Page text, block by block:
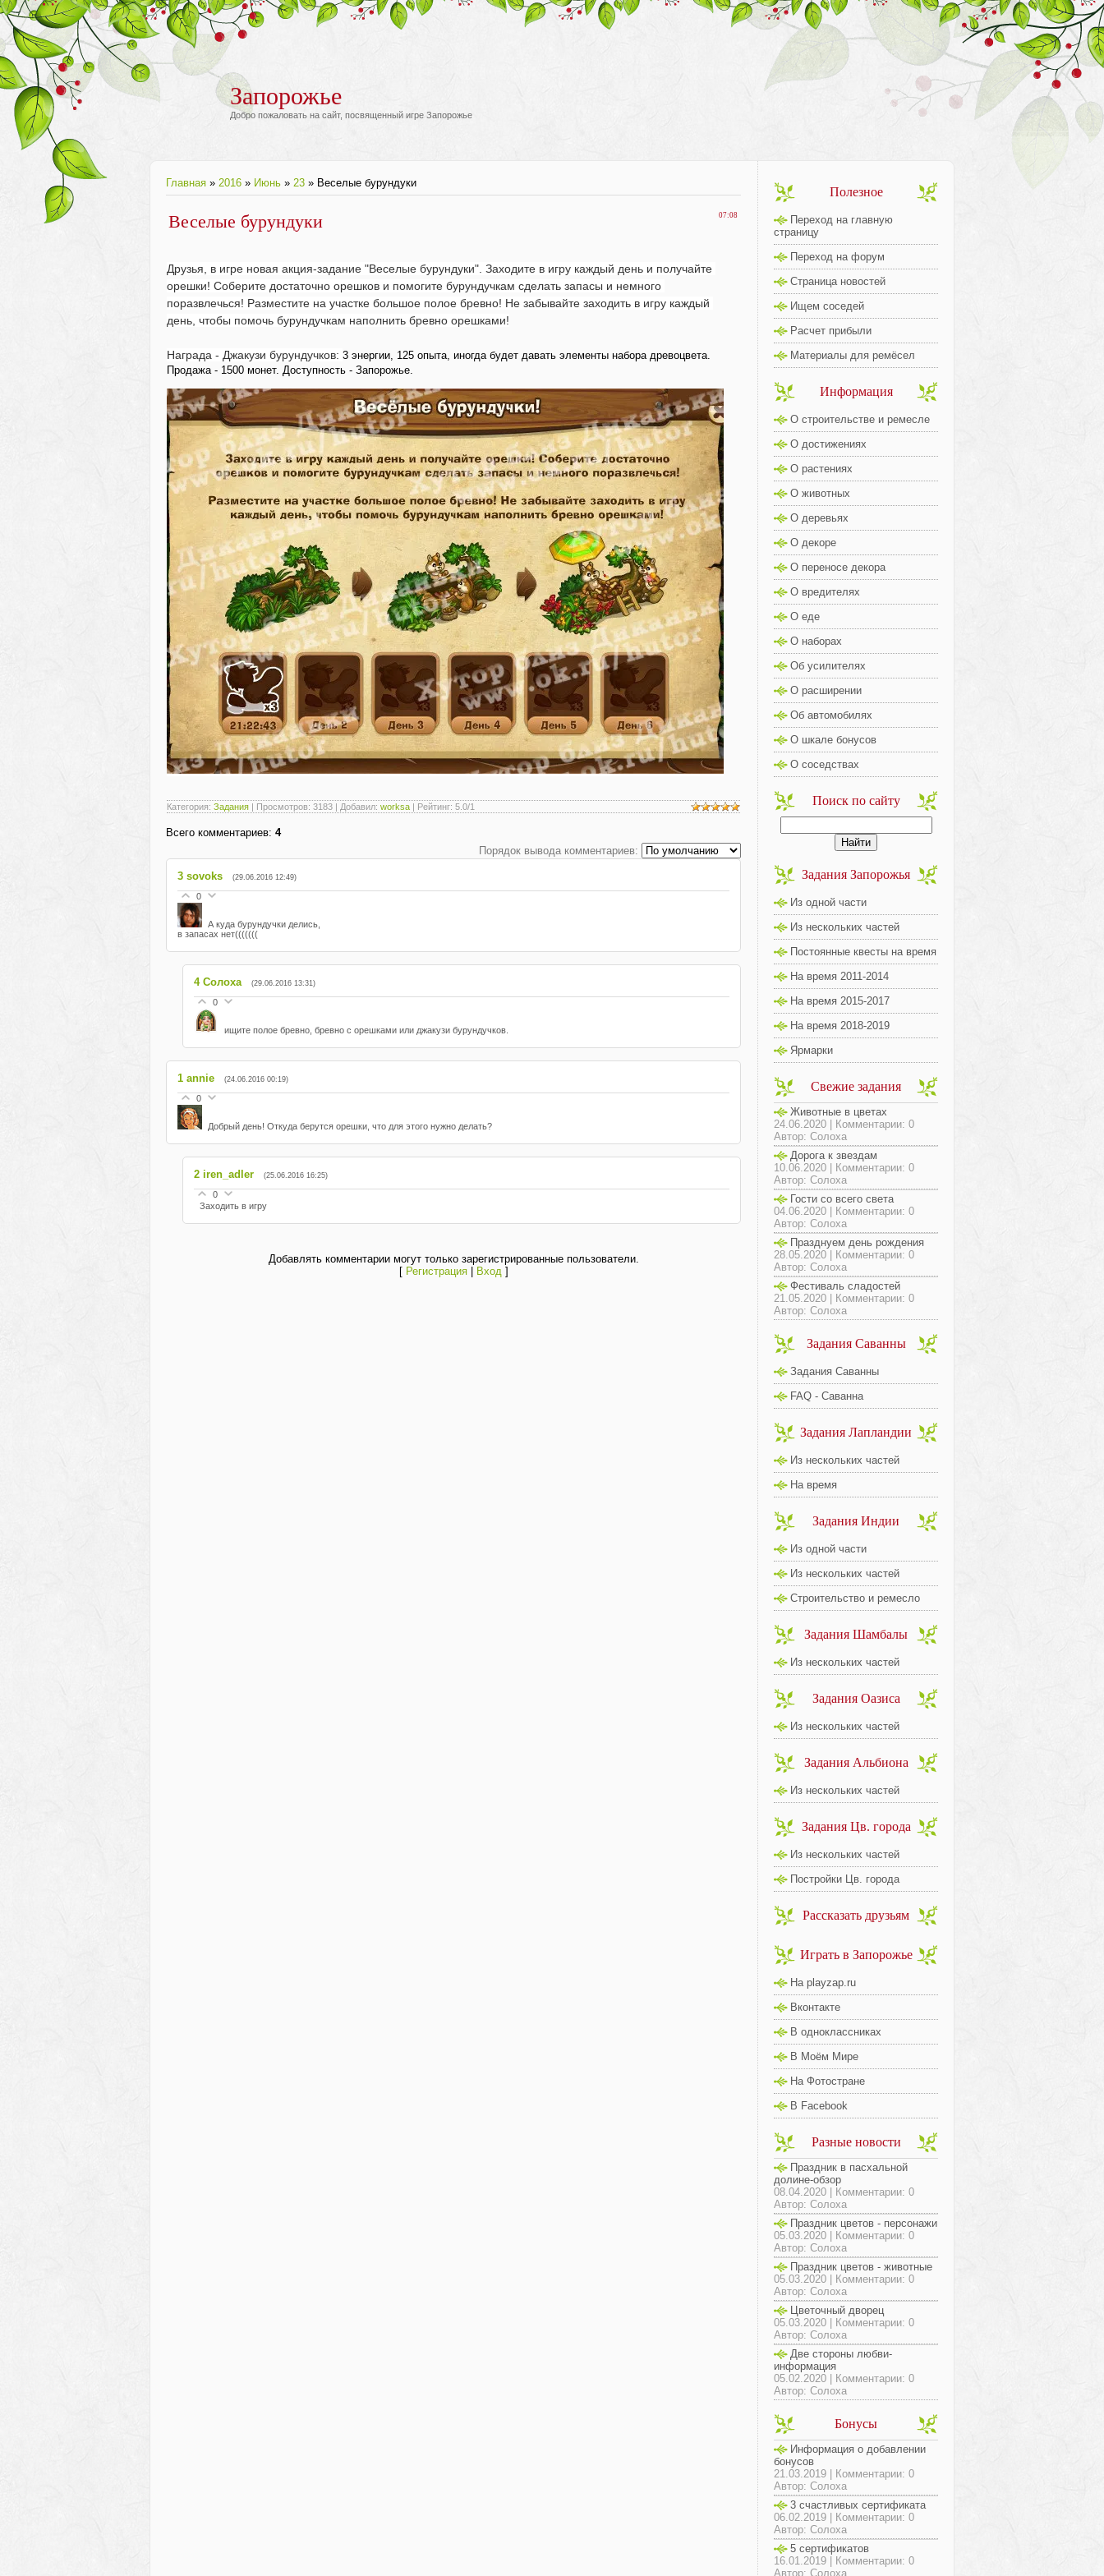
Запорожье
Добро пожаловать на сайт, посвященный игре Запорожье
Главная » 2016 » Июнь » 23 » Веселые бурундуки
07:08
Веселые бурундуки
Друзья, в игре новая акция-задание "Веселые бурундуки". Заходите в игру каждый день и получайте
орешки! Соберите достаточно орешков и помогите бурундучкам сделать запасы и немного
поразвлечься! Разместите на участке большое полое бревно! Не забывайте заходить в игру каждый
день, чтобы помочь бурундучкам наполнить бревно орешками!
Награда - Джакузи бурундучков: 3 энергии, 125 опыта, иногда будет давать элементы набора древоцвета.
Продажа - 1500 монет. Доступность - Запорожье.
Категория: Задания | Просмотров: 3183 | Добавил: worksa | Рейтинг: 5.0/1
Всего комментариев: 4
Порядок вывода комментариев:
3 sovoks (29.06.2016 12:49)
0
А куда бурундучки делись,
в запасах нет(((((((
4 Солоха (29.06.2016 13:31)
0
ищите полое бревно, бревно с орешками или джакузи бурундучков.
1 annie (24.06.2016 00:19)
0
Добрый день! Откуда берутся орешки, что для этого нужно делать?
2 iren_adler (25.06.2016 16:25)
0
Заходить в игру
Добавлять комментарии могут только зарегистрированные пользователи.
[ Регистрация| Вход]
Полезное
Переход на главную
страницу
Переход на форум
Страница новостей
Ищем соседей
Расчет прибыли
Материалы для ремёсел
Информация
О строительстве и ремесле
О достижениях
О растениях
О животных
О деревьях
О декоре
О переносе декора
О вредителях
О еде
О наборах
Об усилителях
О расширении
Об автомобилях
О шкале бонусов
О соседствах
Поиск по сайту
Задания Запорожья
Из одной части
Из нескольких частей
Постоянные квесты на время
На время 2011-2014
На время 2015-2017
На время 2018-2019
Ярмарки
Свежие задания
Животные в цветах
24.06.2020 | Комментарии: 0
Автор: Солоха
Дорога к звездам
10.06.2020 | Комментарии: 0
Автор: Солоха
Гости со всего света
04.06.2020 | Комментарии: 0
Автор: Солоха
Празднуем день рождения
28.05.2020 | Комментарии: 0
Автор: Солоха
Фестиваль сладостей
21.05.2020 | Комментарии: 0
Автор: Солоха
Задания Саванны
Задания Саванны
FAQ - Саванна
Задания Лапландии
Из нескольких частей
На время
Задания Индии
Из одной части
Из нескольких частей
Строительство и ремесло
Задания Шамбалы
Из нескольких частей
Задания Оазиса
Из нескольких частей
Задания Альбиона
Из нескольких частей
Задания Цв. города
Из нескольких частей
Постройки Цв. города
Рассказать друзьям
Играть в Запорожье
На playzap.ru
Вконтакте
В одноклассниках
В Моём Мире
На Фотостране
В Facebook
Разные новости
Праздник в пасхальной
долине-обзор
08.04.2020 | Комментарии: 0
Автор: Солоха
Праздник цветов - персонажи
05.03.2020 | Комментарии: 0
Автор: Солоха
Праздник цветов - животные
05.03.2020 | Комментарии: 0
Автор: Солоха
Цветочный дворец
05.03.2020 | Комментарии: 0
Автор: Солоха
Две стороны любви-
информация
05.02.2020 | Комментарии: 0
Автор: Солоха
Бонусы
Информация о добавлении
бонусов
21.03.2019 | Комментарии: 0
Автор: Солоха
3 счастливых сертификата
06.02.2019 | Комментарии: 0
Автор: Солоха
5 сертификатов
16.01.2019 | Комментарии: 0
Автор: Солоха